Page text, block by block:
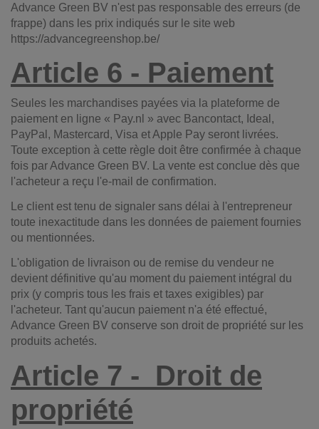
Advance Green BV n'est pas responsable des erreurs (de
frappe) dans les prix indiqués sur le site web
https://advancegreenshop.be/
Article 6 - Paiement
Seules les marchandises payées via la plateforme de
paiement en ligne « Pay.nl » avec Bancontact, Ideal,
PayPal, Mastercard, Visa et Apple Pay seront livrées.
Toute exception à cette règle doit être confirmée à chaque
fois par Advance Green BV. La vente est conclue dès que
l'acheteur a reçu l'e-mail de confirmation.
Le client est tenu de signaler sans délai à l'entrepreneur
toute inexactitude dans les données de paiement fournies
ou mentionnées.
L'obligation de livraison ou de remise du vendeur ne
devient définitive qu'au moment du paiement intégral du
prix (y compris tous les frais et taxes exigibles) par
l'acheteur. Tant qu'aucun paiement n'a été effectué,
Advance Green BV conserve son droit de propriété sur les
produits achetés.
Article 7 - Droit de
propriété